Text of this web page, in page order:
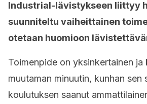
Industrial-lävistykseen liittyy
suunniteltu vaiheittainen
otetaan huomioon
Toimenpide on yksinkertainen ja
muutaman minuutin, kunhan sen
koulutuksen saanut